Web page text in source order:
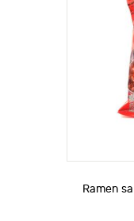
Ramen